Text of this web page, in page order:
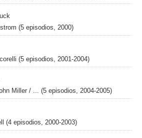
(5 episodios, 2000)
(5 episodios, 2001-2004)
Miller / ... (5 episodios, 2004-2005)
(4 episodios, 2000-2003)